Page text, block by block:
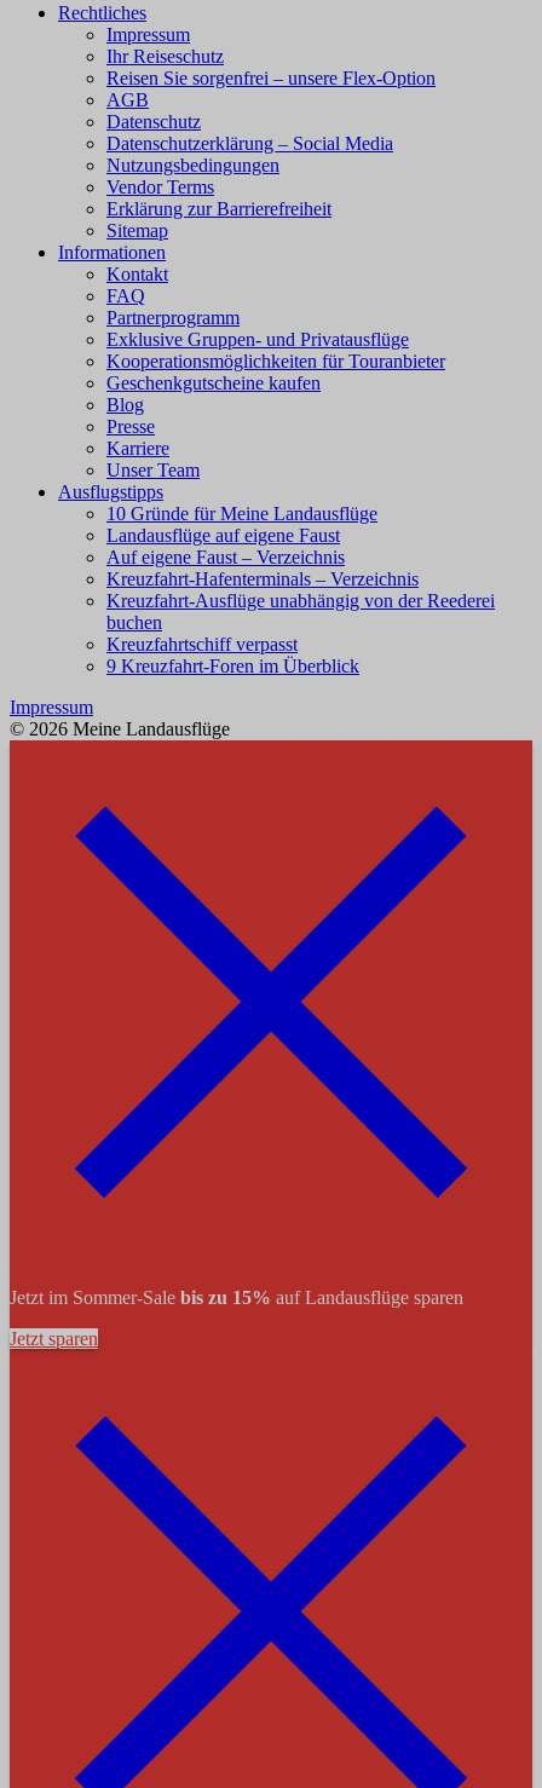
Rechtliches
Impressum
Ihr Reiseschutz
Reisen Sie sorgenfrei – unsere Flex-Option
AGB
Datenschutz
Datenschutzerklärung – Social Media
Nutzungsbedingungen
Vendor Terms
Erklärung zur Barrierefreiheit
Sitemap
Informationen
Kontakt
FAQ
Partnerprogramm
Exklusive Gruppen- und Privatausflüge
Kooperationsmöglichkeiten für Touranbieter
Geschenkgutscheine kaufen
Blog
Presse
Karriere
Unser Team
Ausflugstipps
10 Gründe für Meine Landausflüge
Landausflüge auf eigene Faust
Auf eigene Faust – Verzeichnis
Kreuzfahrt-Hafenterminals – Verzeichnis
Kreuzfahrt-Ausflüge unabhängig von der Reederei
buchen
Kreuzfahrtschiff verpasst
9 Kreuzfahrt-Foren im Überblick
Impressum
© 2026 Meine Landausflüge
Jetzt im Sommer-Sale bis zu 15% auf Landausflüge sparen
Jetzt sparen